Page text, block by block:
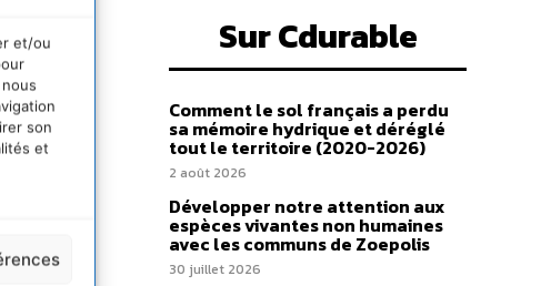
et/ou
son
et
Sur Cdurable
Comment le sol français a perdu
sa mémoire hydrique et déréglé
tout le territoire (2020-2026)
2 août 2026
Développer notre attention aux
espèces vivantes non humaines
avec les communs de Zoepolis
30 juillet 2026